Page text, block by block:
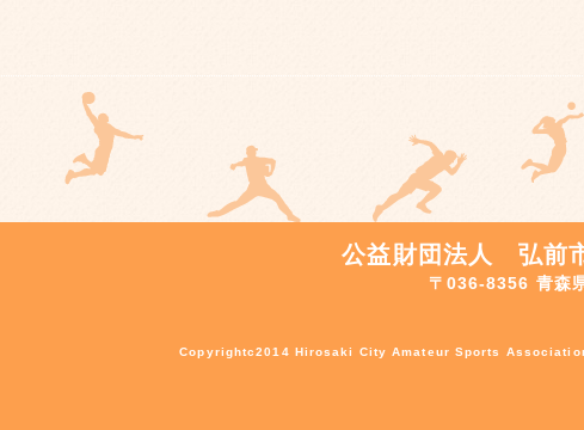
公益財団法人 弘前
〒036-8356 青森
Copyrightc2014 Hirosaki City Amateur Sports